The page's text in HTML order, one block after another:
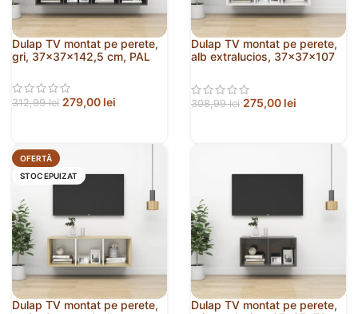
Dulap TV montat pe perete,
gri, 37x37x142,5 cm, PAL
312,99lei 279,00 lei
Dulap TV montat pe perete,
alb extralucios, 37x37x107
308,99lei 275,00 lei
OFERTĂ
STOC EPUIZAT
Dulap TV montat pe perete,
Dulap TV montat pe perete,